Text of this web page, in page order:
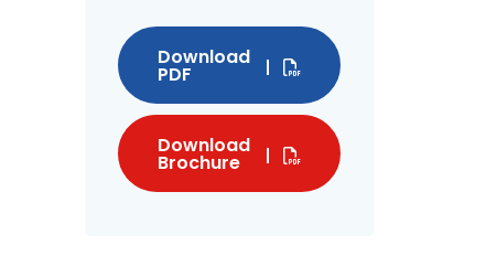
Download
PDF
Download
Brochure